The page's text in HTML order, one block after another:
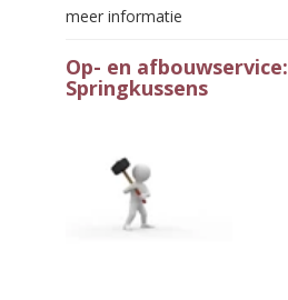
meer informatie
Op- en afbouwservice:
Springkussens